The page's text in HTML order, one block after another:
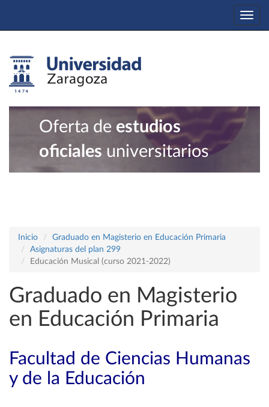
Oferta de estudios
oficiales universitarios
Inicio
Graduado en Magisterio en Educación Primaria
Asignaturas del plan 299
Educación Musical (curso 2021-2022)
Graduado en Magisterio
en Educación Primaria
Facultad de Ciencias Humanas
y de la Educación